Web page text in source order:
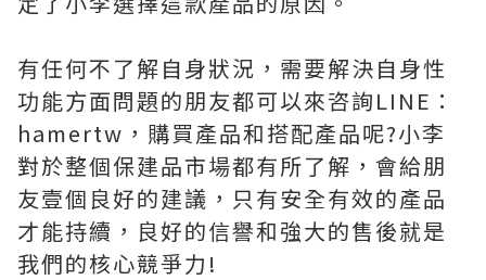
有任何不了解自身狀況，需要解決自身性
功能方面問題的朋友都可以來咨詢LINE：
hamertw，購買產品和搭配產品呢?小李
對於整個保建品市場都有所了解，會給朋
友壹個良好的建議，只有安全有效的產品
才能持續，良好的信譽和強大的售後就是
我們的核心競爭力!